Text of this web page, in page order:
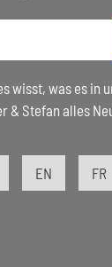
wisst, was es in
& Stefan alles
EN FR